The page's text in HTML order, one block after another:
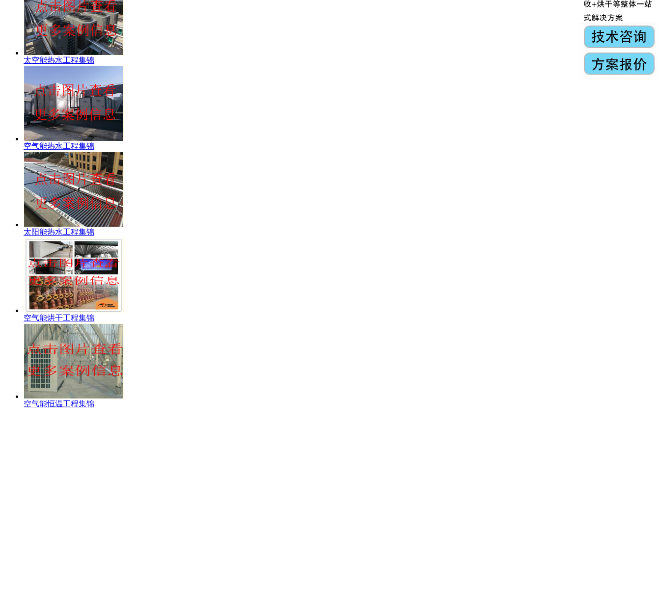
太空能热水工程集锦
空气能热水工程集锦
太阳能热水工程集锦
空气能烘干工程集锦
空气能恒温工程集锦